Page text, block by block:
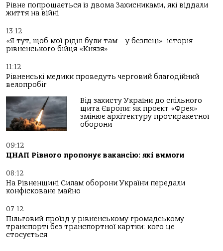
Рівне попрощається із двома Захисниками, які віддали
життя на війні
13:12
«Я тут, щоб мої рідні були там – у безпеці»: історія
рівненського бійця «Князя»
11:12
Рівненські медики проведуть черговий благодійний
велопробіг
Від захисту України до спільного
щита Європи: як проєкт «Фрея»
змінює архітектуру протиракетної
оборони
09:12
ЦНАП Рівного пропонує вакансію: які вимоги
08:12
На Рівненщині Силам оборони України передали
конфісковане майно
07:12
Пільговий проїзд у рівненському громадському
транспорті без транспортної картки: кого це
стосується